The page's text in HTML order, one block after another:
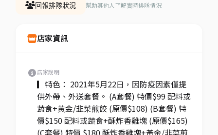
回報排隊狀況 幫助其他人了解實時排隊情況
店家資訊
店家說明
▎特色： 2021年5月22日，因防疫因素僅提
供外帶、外送套餐。 (A套餐) 特價$99 配料或
蔬食+黃金/韭菜煎餃 (原價$108) (B套餐) 特
價$150 配料或蔬食+酥炸香雞塊 (原價$165)
(C套餐) 特價 $180 酥炸香雞塊+黃金/韭菜煎